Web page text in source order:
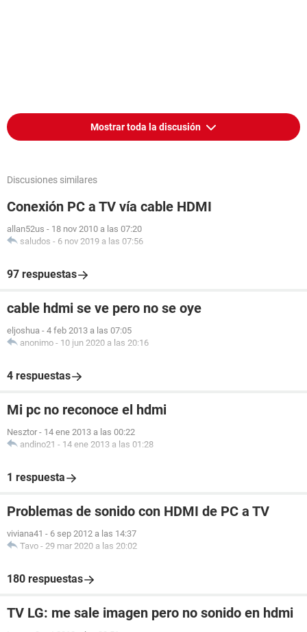
Mostrar toda la discusión
Discusiones similares
Conexión PC a TV vía cable HDMI
allan52us - 18 nov 2010 a las 07:20
saludos - 6 nov 2019 a las 07:56
97 respuestas
cable hdmi se ve pero no se oye
eljoshua - 4 feb 2013 a las 07:05
anonimo - 10 jun 2020 a las 20:16
4 respuestas
Mi pc no reconoce el hdmi
Nesztor - 14 ene 2013 a las 00:22
andino21 - 14 ene 2013 a las 01:28
1 respuesta
Problemas de sonido con HDMI de PC a TV
viviana41 - 6 sep 2012 a las 14:37
Tavo - 29 mar 2020 a las 20:02
180 respuestas
TV LG: me sale imagen pero no sonido en hdmi